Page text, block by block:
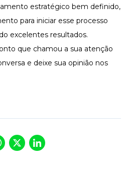
estratégico bem definido,
para iniciar esse processo
excelentes resultados.
que chamou a sua atenção
e deixe sua opinião nos
WhatsApp
X